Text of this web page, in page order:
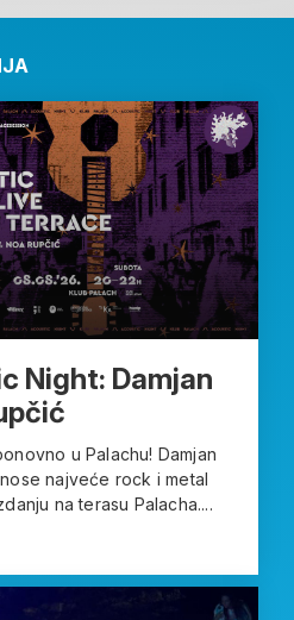
Night: Damjan
u Palachu! Damjan
najveće rock i metal
na terasu Palacha....